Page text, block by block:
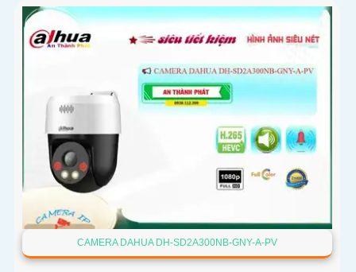
CAMERA DAHUA DH-SD2A300NB-GNY-A-PV